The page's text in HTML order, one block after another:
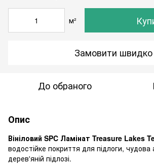
м²
Замовити швидко
До обраного
Опис
Вініловий SPC Ламінат Treasure Lakes
водостійке покриття для підлоги, чудова
дерев'яній підлозі.